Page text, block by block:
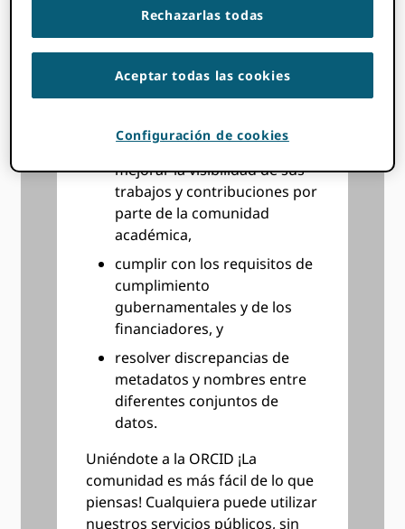
sepa mejor quiénes son sus
revisores y mejore la
integridad de sus procesos
de envío, revisión e informes,
ayudar a sus autores a
mejorar su visibilidad y
mejorar la visibilidad de sus
trabajos y contribuciones por
parte de la comunidad
académica,
cumplir con los requisitos de
cumplimiento
gubernamentales y de los
financiadores, y
resolver discrepancias de
metadatos y nombres entre
diferentes conjuntos de
datos.
Uniéndote a la ORCID ¡La
comunidad es más fácil de lo que
piensas! Cualquiera puede utilizar
nuestros servicios públicos, sin
Rechazarlas todas
Aceptar todas las cookies
Configuración de cookies